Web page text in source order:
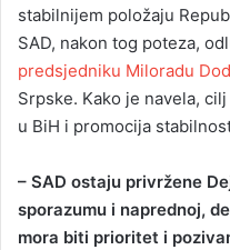
stabilnijem položaju
SAD, nakon tog poteza,
predsjedniku Miloradu
Srpske. Kako je navela,
u BiH i promocija
– SAD ostaju privržene
sporazumu i naprednoj,
mora biti prioritet i